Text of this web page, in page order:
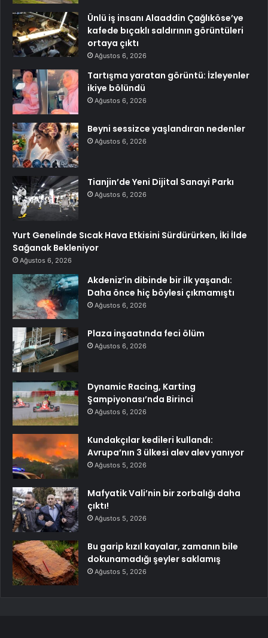
Ünlü iş insanı Alaaddin Çağlıköse’ye
kafede bıçaklı saldırının görüntüleri
ortaya çıktı
Ağustos 6, 2026
Tartışma yaratan görüntü: İzleyenler
ikiye bölündü
Ağustos 6, 2026
Beyni sessizce yaşlandıran nedenler
Ağustos 6, 2026
Tianjin’de Yeni Dijital Sanayi Parkı
Ağustos 6, 2026
Yurt Genelinde Sıcak Hava Etkisini Sürdürürken, İki İlde
Sağanak Bekleniyor
Ağustos 6, 2026
Akdeniz’in dibinde bir ilk yaşandı:
Daha önce hiç böylesi çıkmamıştı
Ağustos 6, 2026
Plaza inşaatında feci ölüm
Ağustos 6, 2026
Dynamic Racing, Karting
Şampiyonası’nda Birinci
Ağustos 6, 2026
Kundakçılar kedileri kullandı:
Avrupa’nın 3 ülkesi alev alev yanıyor
Ağustos 5, 2026
Mafyatik Vali’nin bir zorbalığı daha
çıktı!
Ağustos 5, 2026
Bu garip kızıl kayalar, zamanın bile
dokunamadığı şeyler saklamış
Ağustos 5, 2026